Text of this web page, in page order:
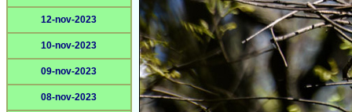
12-nov-2023
10-nov-2023
09-nov-2023
08-nov-2023